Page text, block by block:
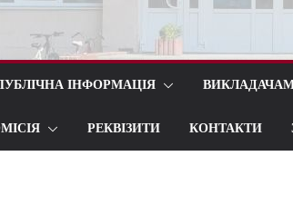
ІНФОРМАЦІЯ
РЕКВІЗИТИ КОНТАКТИ